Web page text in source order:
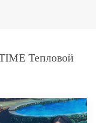
Тепловой